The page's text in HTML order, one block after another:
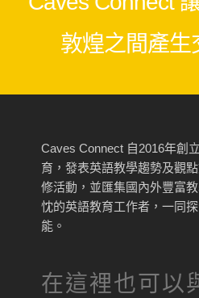
敦煌之間產生
Caves Connect 自2016年創
育，發表英語教學趨勢及觀
修活動，並匯集國內外豐富
忱的英語教育工作者，一同
能。
在這裡也可以